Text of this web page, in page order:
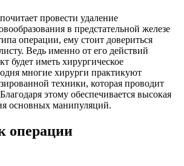
провести удаление
в предстательной железе
операции, ему стоит довериться
Ведь именно от его действий
будет иметь хирургическое
многие хирурги практикуют
техники, которая проводит
этому обеспечивается высокая
основных манипуляций.
операции